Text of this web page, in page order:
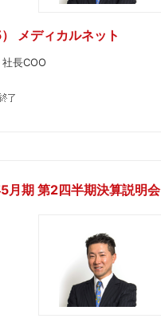
メディカルネット
長COO
月期 第2四半期決算説明会